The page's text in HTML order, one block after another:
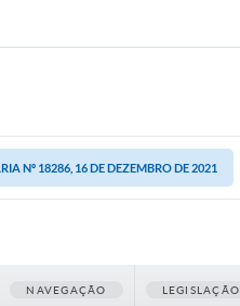
Nº 18286, 16 DE DEZEMBRO DE 2021
NAVEGAÇÃO LEGISLAÇÃO